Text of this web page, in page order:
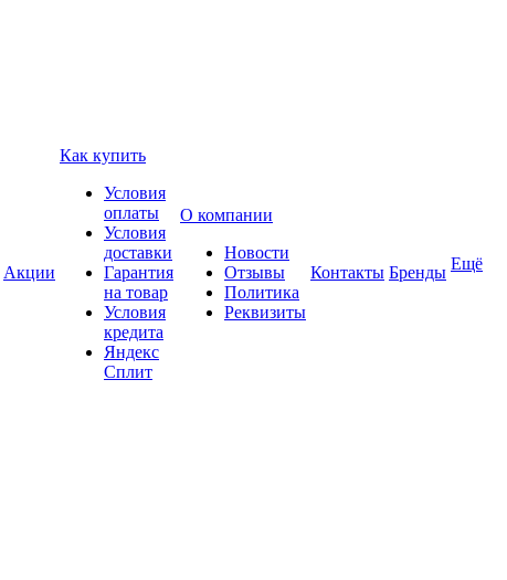
Акции
Как купить
Условия
оплаты
Условия
доставки
Гарантия
на товар
Условия
кредита
Яндекс
Сплит
О компании
Новости
Отзывы
Политика
Реквизиты
Контакты Бренды Ещё